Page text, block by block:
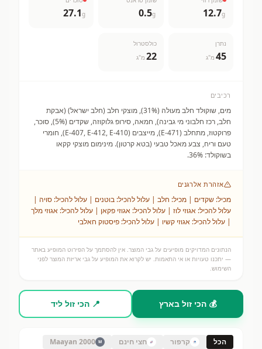
12.7g
0.5g
27.1g
נתרן
45 מ"ג
כולסטרול
22 מ"ג
רכיבים
מים, שוקולד חלב מעולה (31%), מוצקי חלב (חלב ישראל) (אבקת
חלב, רכז חלבוני מי גבינה), חמאה, סירופ גלוקוזה, שקדים (5%), סוכר,
פרוקטוז, מתחלב (E-471), מייצבים (E-407, E-412, E-410), חומרי
טעם וריח, צבע מאכל טבעי (בטא קרטון). מינימום מוצקי קקאו
בשוקולד: 36%.
אזהרת אלרגנים
מכיל: שקדים | מכיל: חלב | עלול להכיל: בוטנים | עלול להכיל: סויה |
עלול להכיל: אגוזי לוז | עלול להכיל: אגוזי פקאן | עלול להכיל: אגוזי מלך
| עלול להכיל: אגוזי קשיו | עלול להכיל: פיסטוק חאלבי
הנתונים המדויקים מופיעים על גבי המוצר. אין להסתמך על הפירוט המופיע באתר
— יתכנו טעויות או אי התאמות. יש לקרוא את המופיע על גבי אריזת המוצר לפני
השימוש.
💰 הכי זול בארץ 📍 הכי זול ליד
הכל קרפור חצי חינם M
Maayan 2000